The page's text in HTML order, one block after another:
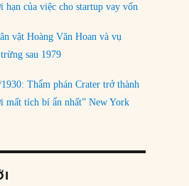
hạn của việc cho startup vay vốn
vật Hoàng Văn Hoan và vụ
sau 1979
Thẩm phán Crater trở thành
mất tích bí ẩn nhất” New York